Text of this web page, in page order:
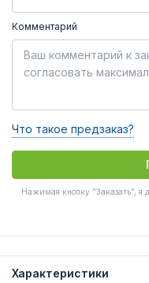
Комментарий
Что такое предзаказ?
Нажимая кнопку "Заказать", я
Характеристики